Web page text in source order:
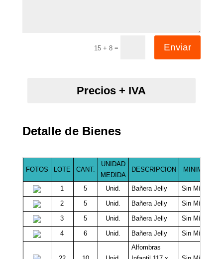
15 + 8 = Enviar
Precios + IVA
Detalle de Bienes
FOTOS LOTE CANT.
UNIDAD
MEDIDA
DESCRIPCION MINIMO $
1 5 Unid. Bañera Jelly
Sin Mínimo
2
5 Unid. Bañera Jelly
Sin Mínimo
3
5 Unid. Bañera Jelly
Sin Mínimo
4
6 Unid. Bañera Jelly Sin Mínimo
Alfombras